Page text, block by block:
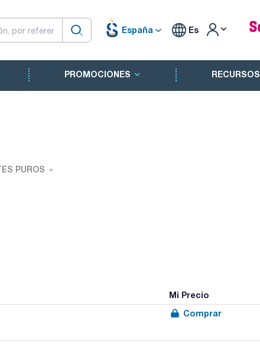
España Es
PROMOCIONES RECURSOS
PUROS
Mi Precio
Comprar